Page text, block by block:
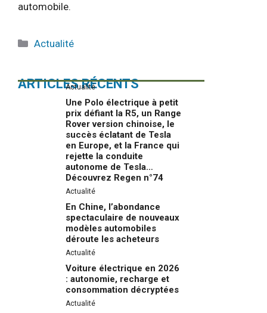
automobile.
Catégories
Actualité
ARTICLES RÉCENTS
Actualité
Une Polo électrique à petit
prix défiant la R5, un Range
Rover version chinoise, le
succès éclatant de Tesla
en Europe, et la France qui
rejette la conduite
autonome de Tesla…
Découvrez Regen n°74
Actualité
En Chine, l’abondance
spectaculaire de nouveaux
modèles automobiles
déroute les acheteurs
Actualité
Voiture électrique en 2026
: autonomie, recharge et
consommation décryptées
Actualité